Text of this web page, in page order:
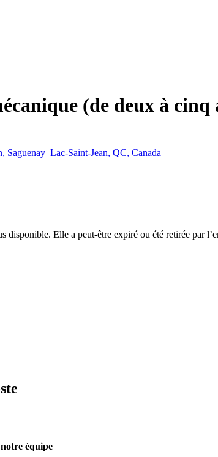
(de deux à cinq
Saguenay–Lac-Saint-Jean, QC, Canada
disponible. Elle a peut-être expiré ou été retirée par
équipe